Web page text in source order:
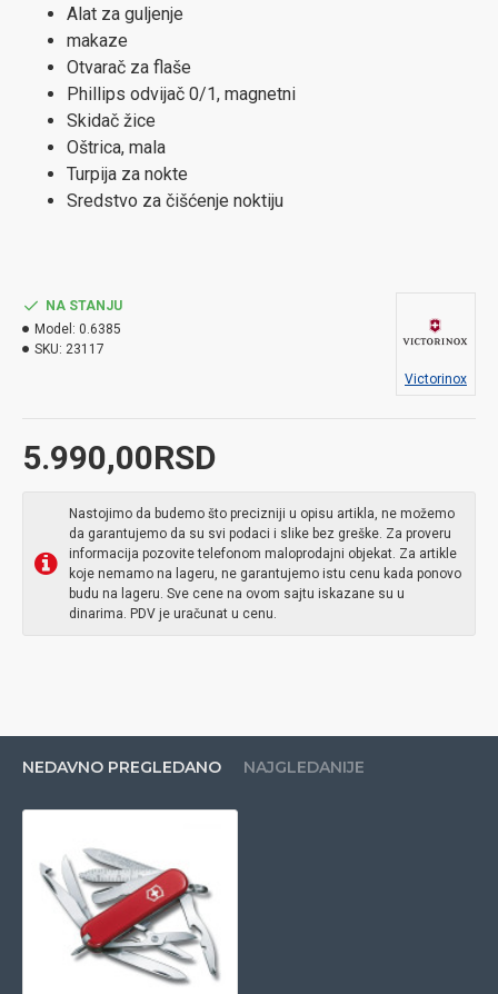
Alat za guljenje
makaze
Otvarač za flaše
Phillips odvijač 0/1, magnetni
Skidač žice
Oštrica, mala
Turpija za nokte
Sredstvo za čišćenje noktiju
5.990,00RSD
NA STANJU
Model: 0.6385
SKU: 23117
Victorinox
Nastojimo da budemo što precizniji u opisu artikla, ne možemo
da garantujemo da su svi podaci i slike bez greške. Za proveru
informacija pozovite telefonom maloprodajni objekat. Za artikle
koje nemamo na lageru, ne garantujemo istu cenu kada ponovo
budu na lageru. Sve cene na ovom sajtu iskazane su u
dinarima. PDV je uračunat u cenu.
NEDAVNO PREGLEDANO NAJGLEDANIJE